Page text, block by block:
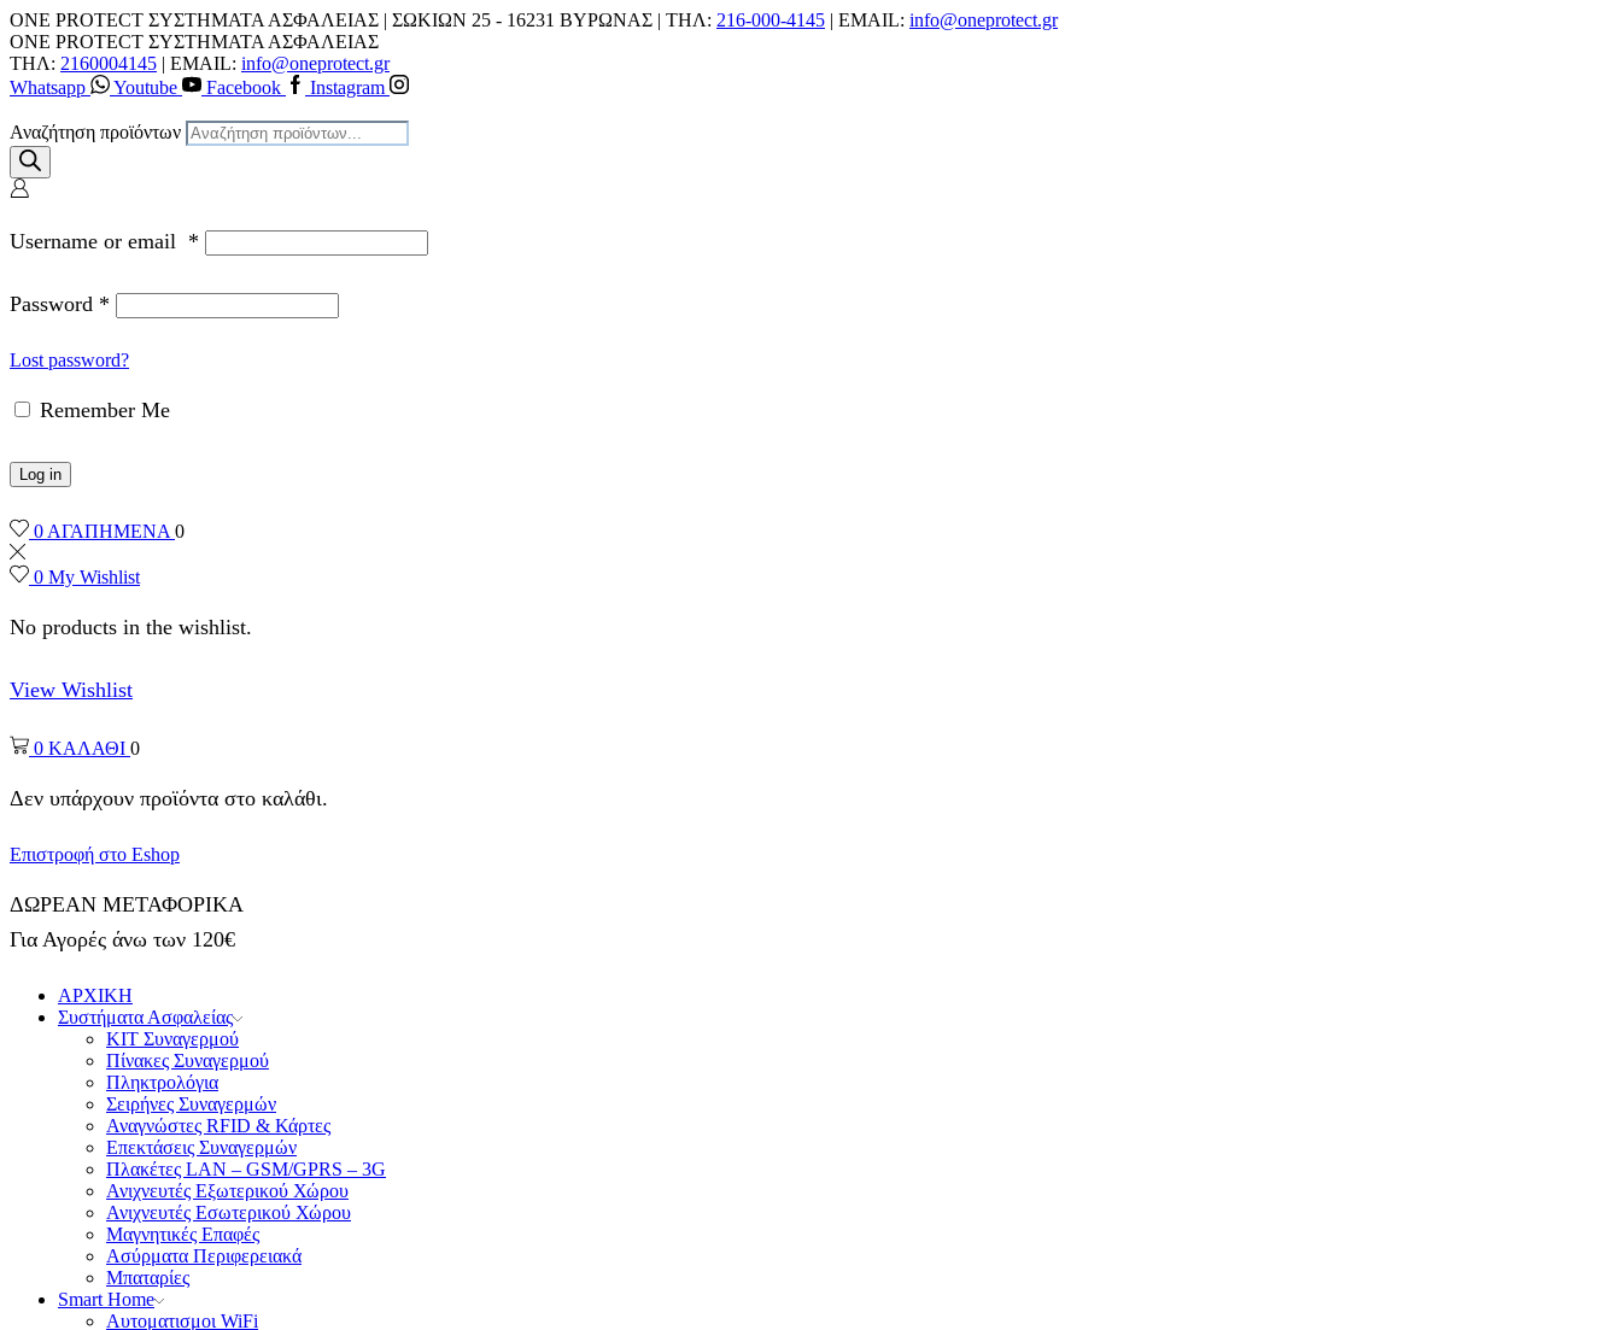
ONE PROTECT ΣΥΣΤΗΜΑΤΑ ΑΣΦΑΛΕΙΑΣ | ΣΩΚΙΩΝ 25 - 16231 ΒΥΡΩΝΑΣ | ΤΗΛ: 216-000-4145 | EMAIL: info@oneprotect.gr
ONE PROTECT ΣΥΣΤΗΜΑΤΑ ΑΣΦΑΛΕΙΑΣ
ΤΗΛ: 2160004145 | EMAIL: info@oneprotect.gr
Whatsapp
Youtube Facebook Instagram
Αναζήτηση προϊόντων
Username or email *
Password *
Lost password?
Remember Me
Log in
0 ΑΓΑΠΗΜΕΝΑ 0
0 My Wishlist
No products in the wishlist.
View Wishlist
0 ΚΑΛΑΘΙ 0
Δεν υπάρχουν προϊόντα στο καλάθι.
Επιστροφή στο Eshop
ΔΩΡΕΑΝ ΜΕΤΑΦΟΡΙΚΑ
Για Αγορές άνω των 120€
ΑΡΧΙΚΗ
Συστήματα Ασφαλείας
ΚΙΤ Συναγερμού
Πίνακες Συναγερμού
Πληκτρολόγια
Σειρήνες Συναγερμών
Αναγνώστες RFID & Κάρτες
Επεκτάσεις Συναγερμών
Πλακέτες LAN – GSM/GPRS – 3G
Ανιχνευτές Εξωτερικού Χώρου
Ανιχνευτές Εσωτερικού Χώρου
Μαγνητικές Επαφές
Aσύρματα Περιφερειακά
Μπαταρίες
Smart Home
Αυτοματισμοι WiFi